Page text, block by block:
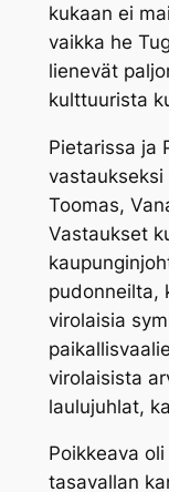
kukaan ei
vaikka he
lienevät
kulttuurista
Pietarissa ja
vastaukseksi
Toomas,
Vastaukset
pudonneilta,
virolaisia
virolaisista
laulujuhlat,
Poikkeava
tasavallan